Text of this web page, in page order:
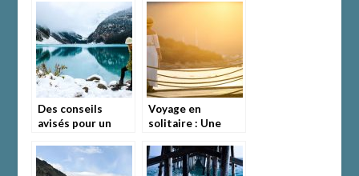
organisations
strictes de
voyage?
Des conseils
avisés pour un
Voyage en
solitaire : Une
enrichissante